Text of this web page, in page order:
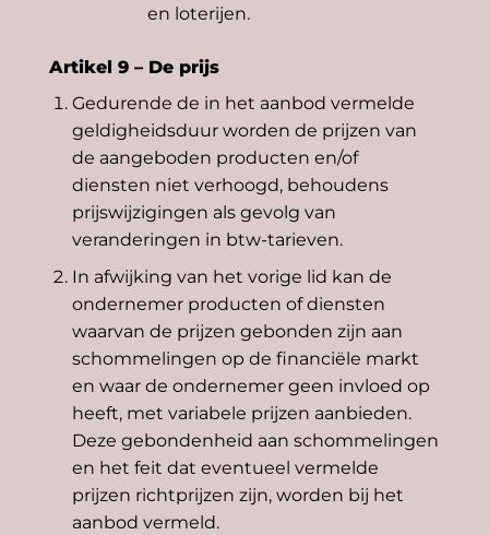
en loterijen.
Artikel 9 – De prijs
Gedurende de in het aanbod vermelde
geldigheidsduur worden de prijzen van
de aangeboden producten en/of
diensten niet verhoogd, behoudens
prijswijzigingen als gevolg van
veranderingen in btw-tarieven.
In afwijking van het vorige lid kan de
ondernemer producten of diensten
waarvan de prijzen gebonden zijn aan
schommelingen op de financiële markt
en waar de ondernemer geen invloed op
heeft, met variabele prijzen aanbieden.
Deze gebondenheid aan schommelingen
en het feit dat eventueel vermelde
prijzen richtprijzen zijn, worden bij het
aanbod vermeld.